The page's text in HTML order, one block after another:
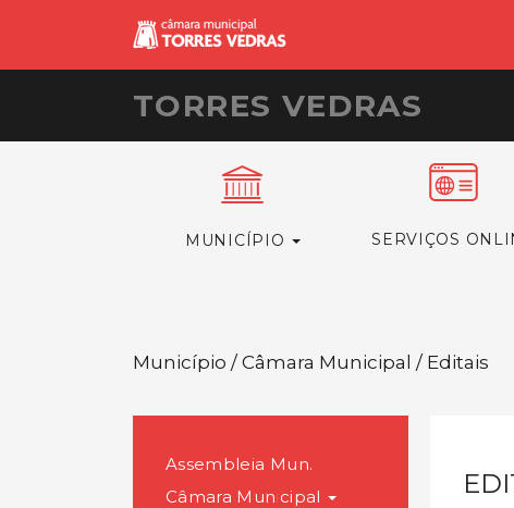
TORRES VEDRAS
MUNICÍPIO SERVIÇOS
Município / Câmara Municipal / Editais
Assembleia Mun.
Câmara Municipal